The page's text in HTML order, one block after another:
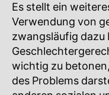
Es stellt ein
Verwendung von
zwangsläufig
wichtig zu
des Problems